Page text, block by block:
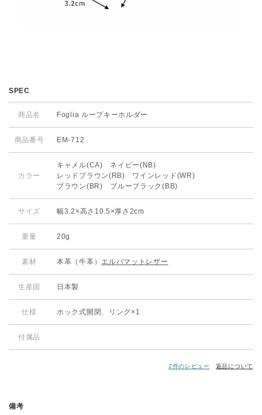
SPEC
商品名 Foglia ループキーホルダー
商品番号 EM-712
カラー
キャメル(CA) ネイビー(NB)
レッドブラウン(RB) ワインレッド(WR)
ブラウン(BR) ブルーブラック(BB)
サイズ 幅3.2×高さ10.5×厚さ2cm
重量 20g
素材 本革（牛革） エルバマットレザー
生産国 日本製
仕様 ホック式開閉、リング×1
付属品
2件のレビュー 返品について
備考